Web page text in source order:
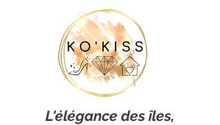
L'élégance des îles,